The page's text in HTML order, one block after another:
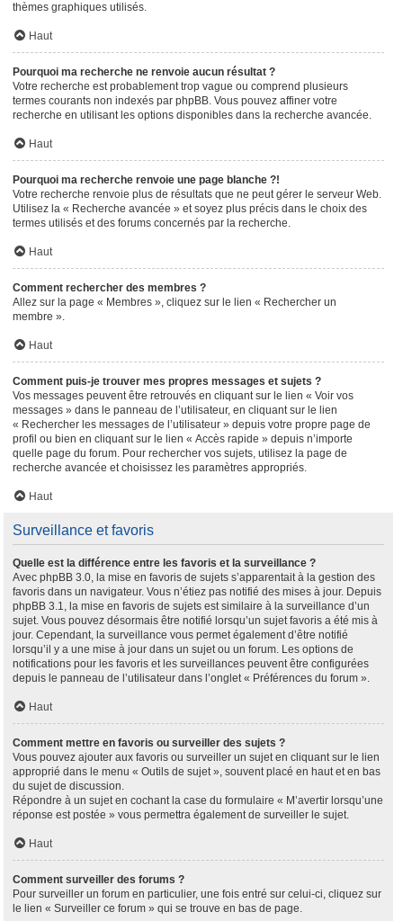
thèmes graphiques utilisés.
Haut
Pourquoi ma recherche ne renvoie aucun résultat ?
Votre recherche est probablement trop vague ou comprend plusieurs
termes courants non indexés par phpBB. Vous pouvez affiner votre
recherche en utilisant les options disponibles dans la recherche avancée.
Haut
Pourquoi ma recherche renvoie une page blanche ?!
Votre recherche renvoie plus de résultats que ne peut gérer le serveur Web.
Utilisez la « Recherche avancée » et soyez plus précis dans le choix des
termes utilisés et des forums concernés par la recherche.
Haut
Comment rechercher des membres ?
Allez sur la page « Membres », cliquez sur le lien « Rechercher un
membre ».
Haut
Comment puis-je trouver mes propres messages et sujets ?
Vos messages peuvent être retrouvés en cliquant sur le lien « Voir vos
messages » dans le panneau de l’utilisateur, en cliquant sur le lien
« Rechercher les messages de l’utilisateur » depuis votre propre page de
profil ou bien en cliquant sur le lien « Accès rapide » depuis n’importe
quelle page du forum. Pour rechercher vos sujets, utilisez la page de
recherche avancée et choisissez les paramètres appropriés.
Haut
Surveillance et favoris
Quelle est la différence entre les favoris et la surveillance ?
Avec phpBB 3.0, la mise en favoris de sujets s’apparentait à la gestion des
favoris dans un navigateur. Vous n’étiez pas notifié des mises à jour. Depuis
phpBB 3.1, la mise en favoris de sujets est similaire à la surveillance d’un
sujet. Vous pouvez désormais être notifié lorsqu’un sujet favoris a été mis à
jour. Cependant, la surveillance vous permet également d’être notifié
lorsqu’il y a une mise à jour dans un sujet ou un forum. Les options de
notifications pour les favoris et les surveillances peuvent être configurées
depuis le panneau de l’utilisateur dans l’onglet « Préférences du forum ».
Haut
Comment mettre en favoris ou surveiller des sujets ?
Vous pouvez ajouter aux favoris ou surveiller un sujet en cliquant sur le lien
approprié dans le menu « Outils de sujet », souvent placé en haut et en bas
du sujet de discussion.
Répondre à un sujet en cochant la case du formulaire « M’avertir lorsqu’une
réponse est postée » vous permettra également de surveiller le sujet.
Haut
Comment surveiller des forums ?
Pour surveiller un forum en particulier, une fois entré sur celui-ci, cliquez sur
le lien « Surveiller ce forum » qui se trouve en bas de page.